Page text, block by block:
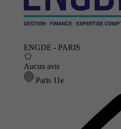
ENGDE - PARIS
Aucun avis
Paris 11e